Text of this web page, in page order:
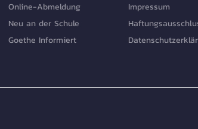
Online-Abmeldung
Neu an der Schule
Goethe Informiert
Impressum